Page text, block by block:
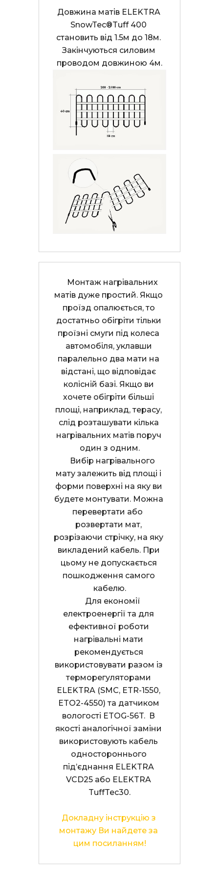
Довжина матів ELEKTRA
SnowTec®Tuff 400
становить від 1.5м до 18м.
Закінчуються силовим
проводом довжиною 4м.
матів дуже простий. Якщо
проїзд опалюється, то
достатньо обігріти тільки
проїзні смуги під колеса
автомобіля, уклавши
паралельно два мати на
відстані, що відповідає
колісній базі. Якщо ви
хочете обігріти більші
площі, наприклад, терасу,
слід розташувати кілька
нагрівальних матів поруч
один з одним.
мату залежить від площі і
форми поверхні на яку ви
будете монтувати. Можна
перевертати або
розвертати мат,
розрізаючи стрічку, на яку
викладений кабель. При
цьому не допускається
пошкодження самого
кабелю.
електроенергії та для
ефективної роботи
нагрівальні мати
рекомендується
використовувати разом із
терморегуляторами
ELEKTRA (SMC, ETR-1550,
ETO2-4550) та датчиком
вологості ETOG-56T.  В
якості аналогічної заміни
використовують кабель
одностороннього
під’єднання ELEKTRA
VCD25 або ELEKTRA
TuffTec30.
Докладну інструкцію з
монтажу Ви найдете за
цим посиланням!